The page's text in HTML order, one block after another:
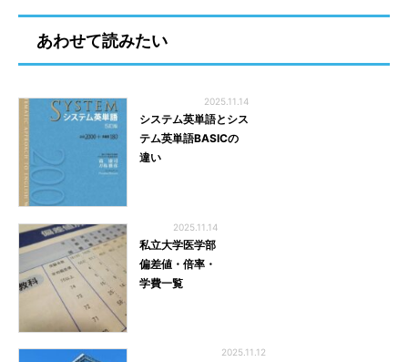
あわせて読みたい
2025.11.14
システム英単語とシス
テム英単語BASICの
違い
2025.11.14
私立大学医学部
偏差値・倍率・
学費一覧
2025.11.12